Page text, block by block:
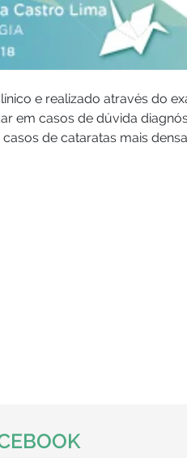
e realizado através do
em casos de dúvida
de cataratas mais